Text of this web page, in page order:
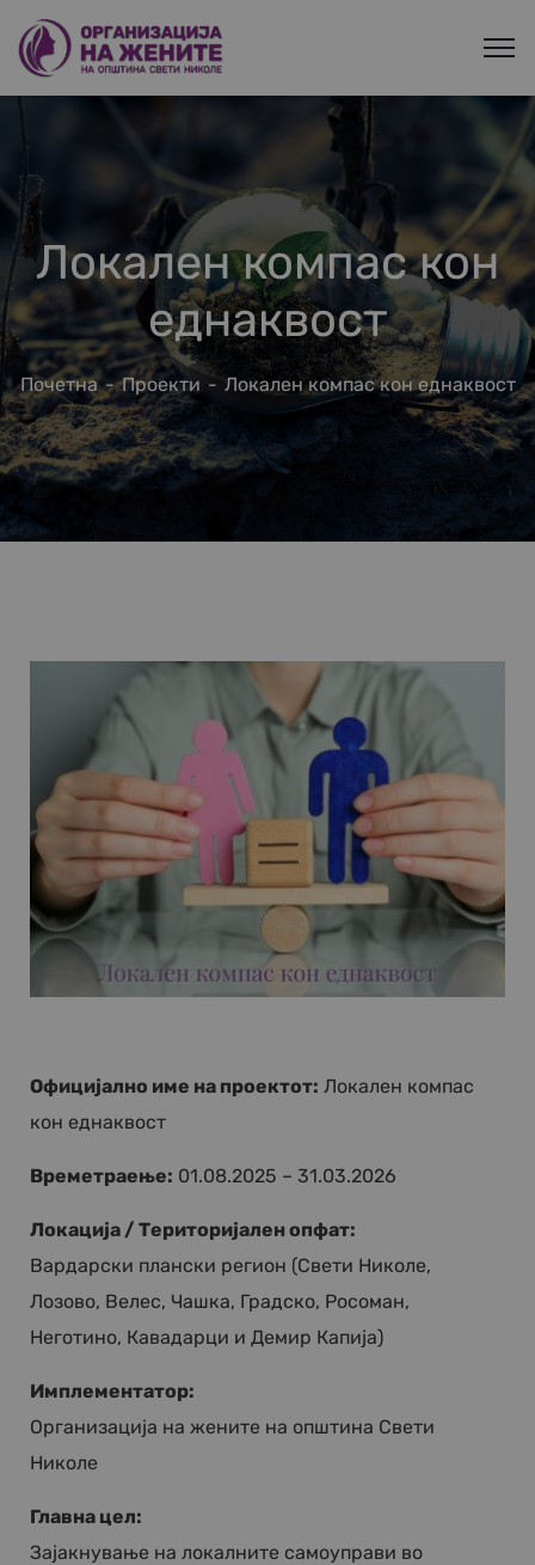
Локален компас кон
еднаквост
Почетна Проекти Локален компас кон еднаквост
Официјално име на проектот: Локален компас
кон еднаквост
Времетраење: 01.08.2025 – 31.03.2026
Локација / Територијален опфат:
Вардарски плански регион (Свети Николе,
Лозово, Велес, Чашка, Градско, Росоман,
Неготино, Кавадарци и Демир Капија)
Имплементатор:
Организација на жените на општина Свети
Николе
Главна цел:
Зајакнување на локалните самоуправи во